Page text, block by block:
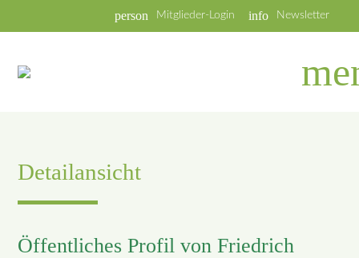
info Newsletter
person Mitglieder-Login
Detailansicht
Öffentliches Profil von Friedrich